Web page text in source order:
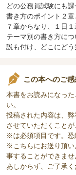
どの公務員試験にも
書き方のポイント２
７章からなり、１日
テーマ別の書き方に
説も付け、どこにど
この本へのご
本書をお読みになっ
い。
投稿された内容は、
させていただくことが
※は必須項目です。恐
※こちらにお送り頂い
事することができませ
あしからず、ご了承く